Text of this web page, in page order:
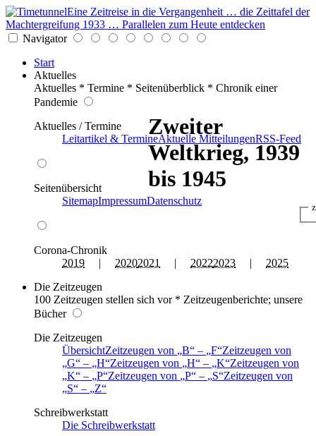
Eine Zeitreise in die Vergangenheit … die Zeittafel der
Machtergreifung 1933 … Parallelen zum Heute entdecken
Navigator
Start
Aktuelles
Aktuelles * Termine * Seitenüberblick * Chronik einer
Pandemie
Aktuelles / Termine
Leitartikel & TermineAktuelle MitteilungenRSS-Feed
Seitenübersicht
SitemapImpressumDatenschutz
Corona-Chronik
2019 | 20202021 | 20222023 | 2025
Die Zeitzeugen
100 Zeitzeugen stellen sich vor * Zeitzeugenberichte; unsere
Bücher
Die Zeitzeugen
ÜbersichtZeitzeugen von B – F Zeitzeugen von
G
– H Zeitzeugen von H – K Zeitzeugen von
K
– P Zeitzeugen von P – S Zeitzeugen von
S
–
Z
Schreibwerkstatt
Die Schreibwerkstatt
Zweiter
Weltkrieg, 1939
bis 1945